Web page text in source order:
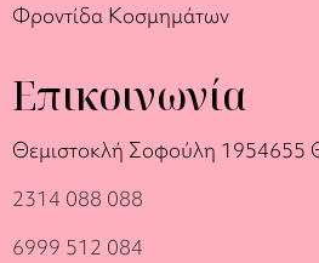
Φροντίδα Κοσμημάτων
Επικοινωνία
Θεμιστοκλή Σοφούλη 1954655
2314 088 088
6999 512 084